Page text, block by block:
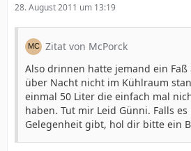
28. August 2011 um 13:19
Zitat von McPorck
Also drinnen hatte jemand ein Faß
über Nacht nicht im Kühlraum
einmal 50 Liter die einfach mal
haben. Tut mir Leid Günni. Falls
Gelegenheit gibt, hol dir bitte ein